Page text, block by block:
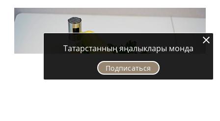
Татарстанның яңалыклары монда
Подписаться